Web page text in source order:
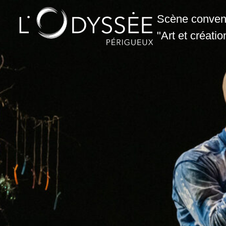
Scène
"Art et